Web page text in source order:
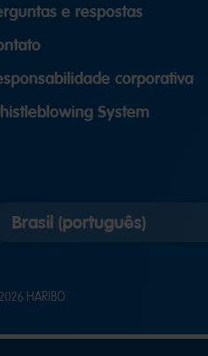
e respostas
corporativa
System
versão
HARIBO